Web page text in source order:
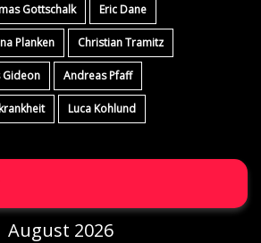
Gottschalk Eric Dane
Planken Christian Tramitz
Gideon Andreas Pfaff
Luca Kohlund
August 2026